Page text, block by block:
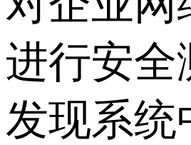
进行安全
发现系统